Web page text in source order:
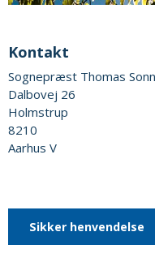
Kontakt
Sognepræst Thomas
Dalbovej 26
Holmstrup
8210
Aarhus V
Sikker henvendelse